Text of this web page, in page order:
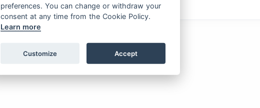
preferences. You can change or withdraw your
consent at any time from the Cookie Policy.
Learn more
Customize Accept